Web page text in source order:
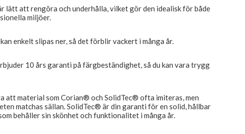
lätt att rengöra och underhålla, vilket gör den idealisk för både
miljöer.
enkelt slipas ner, så det förblir vackert i många år.
10 års garanti på färgbeständighet, så du kan vara trygg
att material som Corian® och SolidTec® ofta imiteras, men
matchas sällan. SolidTec® är din garanti för en solid, hållbar
behåller sin skönhet och funktionalitet i många år.